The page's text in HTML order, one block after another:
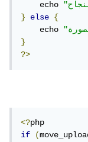
    echo
}
else
{
    echo
}
?>
<?
if
(